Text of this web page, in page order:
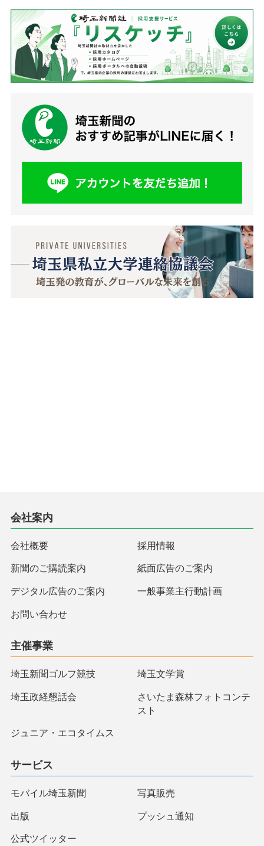
会社案内
会社概要 採用情報
新聞のご購読案内 紙面広告のご案内
デジタル広告のご案内 一般事業主行動計画
お問い合わせ
主催事業
埼玉新聞ゴルフ競技 埼玉文学賞
埼玉政経懇話会
さいたま森林フォトコンテ
スト
ジュニア・エコタイムス
サービス
モバイル埼玉新聞 写真販売
出版 プッシュ通知
公式ツイッター